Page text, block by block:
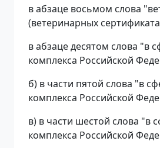
в абзаце восьмом слова
(ветеринарных
в абзаце десятом слова "в
комплекса Российской
б) в части пятой слова "в
комплекса Российской
в) в части шестой слова "в
комплекса Российской